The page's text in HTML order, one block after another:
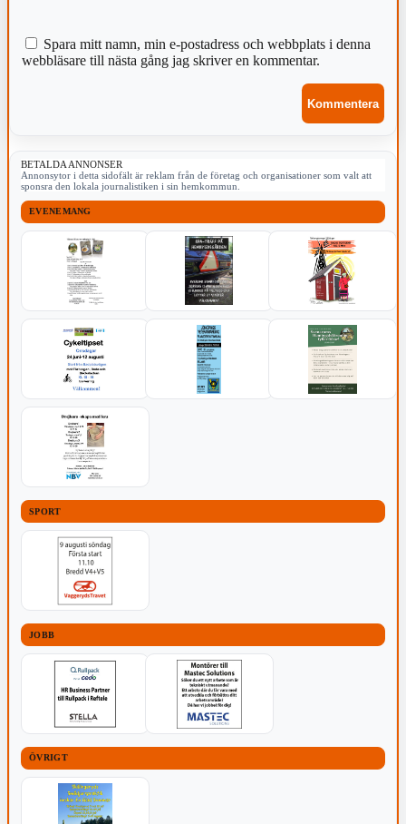
Spara mitt namn, min e-postadress och webbplats i denna
webbläsare till nästa gång jag skriver en kommentar.
BETALDA ANNONSER
Annonsytor i detta sidofält är reklam från de företag och organisationer som valt att
sponsra den lokala journalistiken i sin hemkommun.
EVENEMANG
SPORT
JOBB
ÖVRIGT